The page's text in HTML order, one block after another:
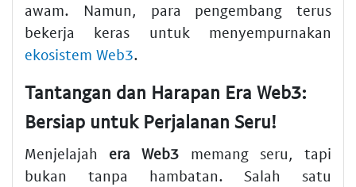
awam. Namun, para pengembang terus
bekerja keras untuk menyempurnakan
ekosistem Web3.
Tantangan dan Harapan Era Web3:
Bersiap untuk Perjalanan Seru!
Menjelajah era Web3 memang seru, tapi
bukan tanpa hambatan. Salah satu